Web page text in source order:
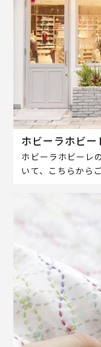
ホビーラホビー
ホビーラホビーレ
いて、こちらから